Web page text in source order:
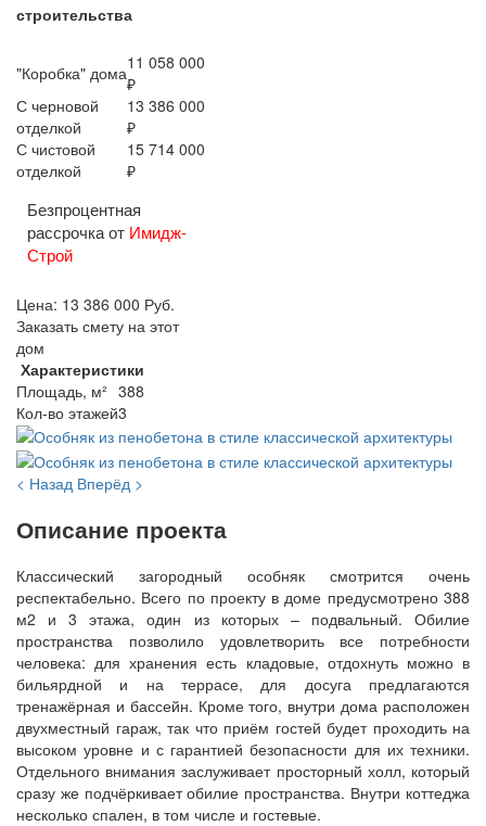
строительства
"Коробка" дома11 058 000
₽
С черновой
отделкой
13 386 000
₽
С чистовой
отделкой
15 714 000
₽
Безпроцентная
рассрочка от Имидж-
Строй
Цена: 13 386 000 Руб.
Заказать смету на этот
дом
Характеристики
Площадь, м² 388
Кол-во этажей3
< Назад Вперёд >
Описание проекта
Классический загородный особняк смотрится очень
респектабельно. Всего по проекту в доме предусмотрено 388
м2 и 3 этажа, один из которых – подвальный. Обилие
пространства позволило удовлетворить все потребности
человека: для хранения есть кладовые, отдохнуть можно в
бильярдной и на террасе, для досуга предлагаются
тренажёрная и бассейн. Кроме того, внутри дома расположен
двухместный гараж, так что приём гостей будет проходить на
высоком уровне и с гарантией безопасности для их техники.
Отдельного внимания заслуживает просторный холл, который
сразу же подчёркивает обилие пространства. Внутри коттеджа
несколько спален, в том числе и гостевые.